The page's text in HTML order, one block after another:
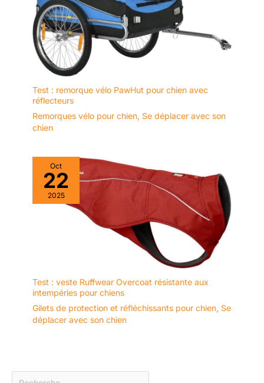
Test : remorque vélo PawHut pour chien avec
réflecteurs
Remorques vélo pour chien, Se déplacer avec son
chien
Oct
22
2025
Test : veste Ruffwear Overcoat résistante aux
intempéries pour chiens
Gilets de protection et réfléchissants pour chien, Se
déplacer avec son chien